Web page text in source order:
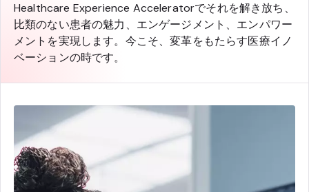
Healthcare Experience Acceleratorでそれを解き放ち、
比類のない患者の魅力、エンゲージメント、エンパワー
メントを実現します。今こそ、変革をもたらす医療イノ
ベーションの時です。